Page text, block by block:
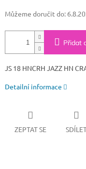
Můžeme doručit do:
Přidat
JS 18 HNCRH JAZZ HN
Detailní informace
ZEPTAT SE